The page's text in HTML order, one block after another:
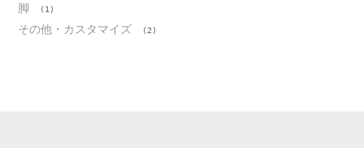
脚 (1)
その他・カスタマイズ (2)